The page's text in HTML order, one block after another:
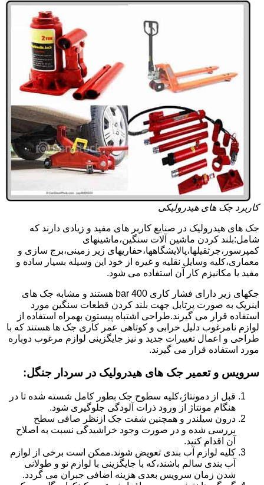
کاربرد جک های هیدرولیکی
جک های هیدرولیک در صنایع کاربر های مفید و زیادی دارند که
شامل:بلند کردن ماشین آلات سنگین،ماشینهای
کمپرسور،جرثقیلها،پالایشگاهها،حفاریهای زیر زمینی،برج سازی و
معماری،کلیه وسایل نقلیه و غیره از خود این وسیله بسیار ساده و
مفید یا مکانیزم کار آن استفاده می شود.
جکهای زیر دارای فشار کاری 400 bar هستند و مشابه جک های
اینرپک به صورت پرتابل جهت بلند کردن قطعات سنگین مورد
استفاده قرار می گیرند.طراحی اشتباه پیستون بهمراه استفاده از
لوازم نامرغوب دلیل خرابی و کوتاهی عمر کاری جک ها هستند که با
طراحی و اعمال تغییرات جدید و نیز جایگزینی لوازم مرغوب دوباره
مورد استفاده قرار می گیرند.
سرویس و تعمیر جک های هیدرولیک در سردار جنگل:
قبل از دمونتاژ،کلیه سطوح جک بطور کامل شسته شده تا در
هنگام مونتاژ از ورود ذرات آلودگی جلوگیری شود.
درون سیلندر و همچنین شفت جک ازنظر صافی سطح
بررسی شده و در صورت وجود خراشیدگی نسبت به اصلاح
آن اقدام کنید.
کلیه لوازم آب بندی تعویض شوند.ممکن است برخی از لوازم
آب بندی سالم باشند،که با جایگزینی با لوازم نو و طولانی
شدن زمان سرویس بعدی هزینه اضافی جبران می گردد.